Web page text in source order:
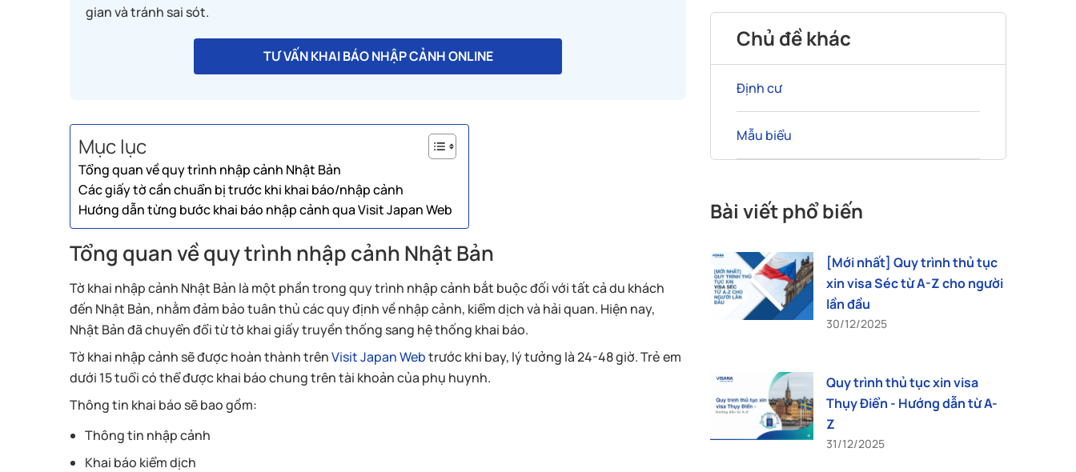
gian và tránh sai sót.
TƯ VẤN KHAI BÁO NHẬP CẢNH ONLINE
Mục lục
Tổng quan về quy trình nhập cảnh Nhật Bản
Các giấy tờ cần chuẩn bị trước khi khai báo/nhập cảnh
Hướng dẫn từng bước khai báo nhập cảnh qua Visit Japan Web
Tổng quan về quy trình nhập cảnh Nhật Bản
Tờ khai nhập cảnh Nhật Bản là một phần trong quy trình nhập cảnh bắt buộc đối với tất cả du khách
đến Nhật Bản, nhằm đảm bảo tuân thủ các quy định về nhập cảnh, kiểm dịch và hải quan. Hiện nay,
Nhật Bản đã chuyển đổi từ tờ khai giấy truyền thống sang hệ thống khai báo.
Tờ khai nhập cảnh sẽ được hoàn thành trênVisit Japan Webtrước khi bay, lý tưởng là 24-48 giờ. Trẻ em
dưới 15 tuổi có thể được khai báo chung trên tài khoản của phụ huynh.
Thông tin khai báo sẽ bao gồm:
Thông tin nhập cảnh
Khai báo kiểm dịch
Chủ đề khác
Định cư
Mẫu biểu
Bài viết phổ biến
[Mới nhất] Quy trình thủ tục
xin visa Séc từ A-Z cho người
lần đầu
30/12/2025
Quy trình thủ tục xin visa
Thụy Điển - Hướng dẫn từ A-
Z
31/12/2025